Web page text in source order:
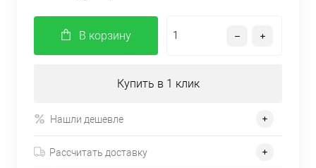
В корзину
Купить в 1 клик
Нашли дешевле
Рассчитать доставку